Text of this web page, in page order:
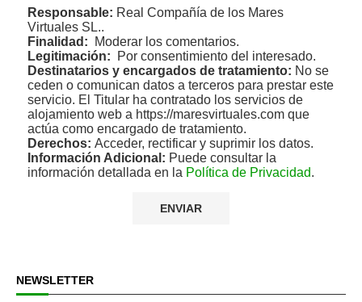
Responsable: Real Compañía de los Mares
Virtuales SL..
Finalidad: Moderar los comentarios.
Legitimación: Por consentimiento del interesado.
Destinatarios y encargados de tratamiento: No se
ceden o comunican datos a terceros para prestar este
servicio. El Titular ha contratado los servicios de
alojamiento web a https://maresvirtuales.com que
actúa como encargado de tratamiento.
Derechos: Acceder, rectificar y suprimir los datos.
Información Adicional: Puede consultar la
información detallada en la Política de Privacidad.
NEWSLETTER